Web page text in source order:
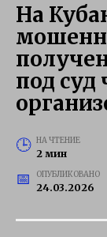
На
под
НА ЧТЕНИЕ
2 мин
ОПУБЛИКОВАНО
24.03.2026